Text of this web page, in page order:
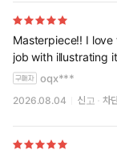
Masterpiece!! I
job with illustrating
oqx***
2026.08.04 신고 차